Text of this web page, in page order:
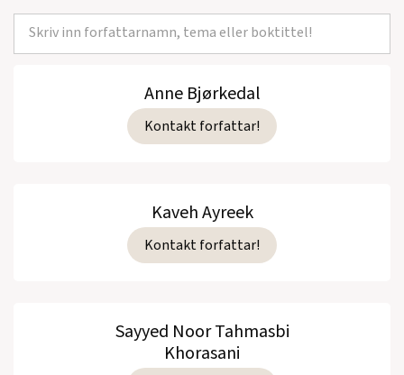
Anne Bjørkedal
Kontakt forfattar!
Kaveh Ayreek
Kontakt forfattar!
Sayyed Noor Tahmasbi
Khorasani